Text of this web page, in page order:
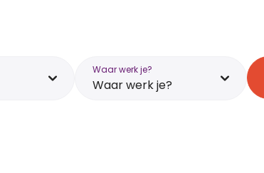
Waar werk je?
Waar werk je?